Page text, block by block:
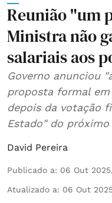
Reunião "um
Ministra não
salariais aos
Governo anunciou
proposta formal
depois da votação
Estado" do próximo
David Pereira
Publicado a: 06 Out
Atualizado a: 06 Out